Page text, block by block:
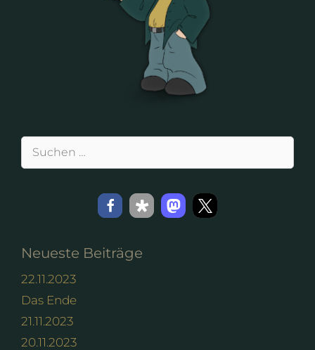
Suchen
Neueste Beiträge
22.11.2023
Das Ende
21.11.2023
20.11.2023